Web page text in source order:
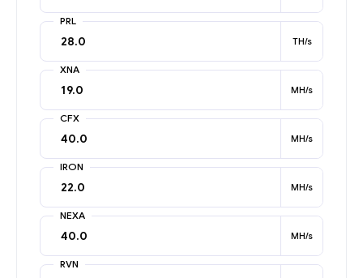
PRL
TH/s
XNA
MH/s
CFX
MH/s
IRON
MH/s
NEXA
MH/s
RVN